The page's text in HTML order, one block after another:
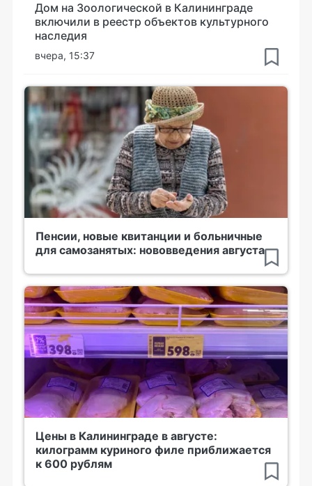
Дом на Зоологической в Калининграде
включили в реестр объектов культурного
наследия
вчера, 15:37
Пенсии, новые квитанции и больничные
для самозанятых: нововведения августа
Цены в Калининграде в августе:
килограмм куриного филе приближается
к 600 рублям